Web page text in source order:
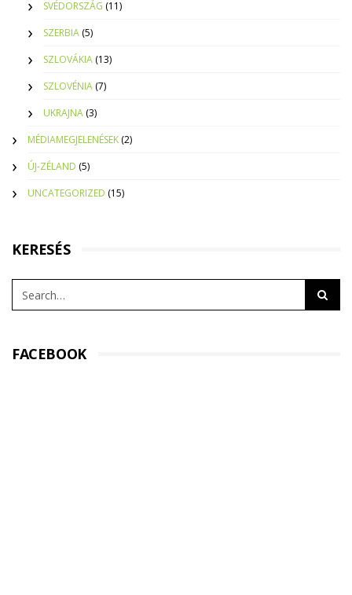
SVÉDORSZÁG (11)
SZERBIA (5)
SZLOVÁKIA (13)
SZLOVÉNIA (7)
UKRAJNA (3)
MÉDIAMEGJELENÉSEK (2)
ÚJ-ZÉLAND (5)
UNCATEGORIZED (15)
KERESÉS
FACEBOOK